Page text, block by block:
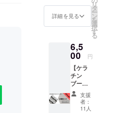
蛋白を
パウ
ダー
化。
プーや
トリー
トメン
トに混
ぜてい
ただく
だけで
使用で
きま
詳細を見る
リ
タ
ー
ン
を
選
択
す
る
6,5
00 円
【ケラ
チン
ブース
ト＋ 10
個セッ
ト】 人
支援
者：
11人